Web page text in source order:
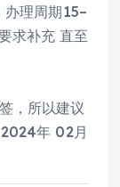
理周期15–
求补充 直至
，所以建议
年 02月